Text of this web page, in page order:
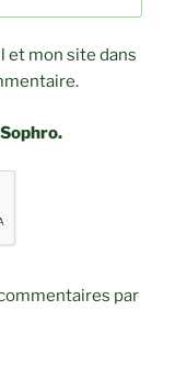
et mon site dans
par